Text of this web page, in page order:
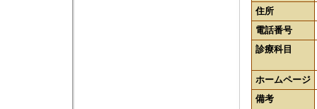
住所
電話番号
診療科目
ホームページ
備考